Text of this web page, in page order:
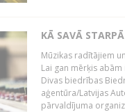
KĀ SAVĀ
Mūzikas radītājiem
Lai gan mērķis
Divas biedrības
aģentūra/Latvijas
pārvaldījuma